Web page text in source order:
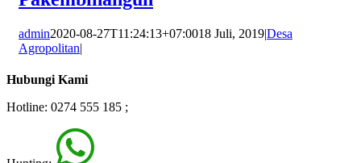
admin2020-08-27T11:24:13+07:0018 Juli, 2019|Desa
Agropolitan|
Hubungi Kami
Hotline: 0274 555 185 ;